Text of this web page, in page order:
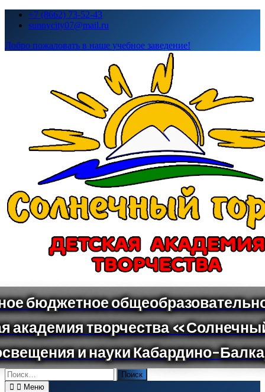
Перейти+7 (8662) 73-52-43
sunnycity07@mail.ru
Добро пожаловать в наше учебное заведение!
Поиск
по:
Меню